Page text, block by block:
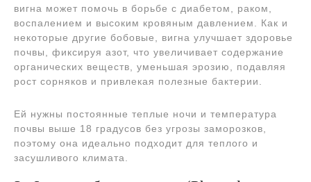
вигна может помочь в борьбе с диабетом, раком,
воспалением и высоким кровяным давлением. Как и
некоторые другие бобовые, вигна улучшает здоровье
почвы, фиксируя азот, что увеличивает содержание
органических веществ, уменьшая эрозию, подавляя
рост сорняков и привлекая полезные бактерии.
Ей нужны постоянные теплые ночи и температура
почвы выше 18 градусов без угрозы заморозков,
поэтому она идеально подходит для теплого и
засушливого климата.